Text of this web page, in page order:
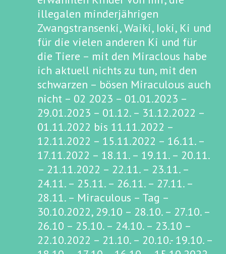
illegalen minderjährigen
Zwangstransenki, Waiki, Ioki, Ki und
für die vielen anderen Ki und für
die Tiere – mit den Miraclous habe
ich aktuell nichts zu tun, mit den
schwarzen – bösen Miraculous auch
nicht – 02 2023 – 01.01.2023 –
29.01.2023 – 01.12. – 31.12.2022 –
01.11.2022 bis 11.11.2022 –
12.11.2022 – 15.11.2022 – 16.11. –
17.11.2022 – 18.11. – 19.11. – 20.11.
– 21.11.2022 – 22.11. – 23.11. –
24.11. – 25.11. – 26.11. – 27.11. –
28.11. – Miraculous – Tag –
30.10.2022, 29.10 – 28.10. – 27.10. –
26.10 – 25.10. – 24.10. – 23.10 –
22.10.2022 – 21.10. – 20.10.- 19.10. –